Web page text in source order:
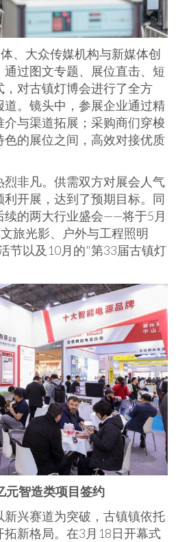
、大众传媒机构与新媒体创
过图文专题、展位直击、短
对古镇灯博会进行了全方
。镜头中，参展企业通过精
与渠道拓展；采购商们穿梭
的展位之间，高效对接优质
烈非凡。供需双方对展会人气
开展，达到了预期目标。同
续的两大行业盛会——将于5月
旅光影、户外与工程照明
节以及10月的"第33届古镇灯
元智造类项目签约
兴赛道为突破，古镇镇依托
新格局。在3月18日开幕式